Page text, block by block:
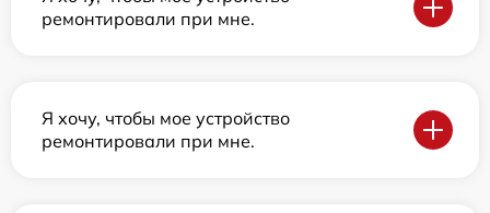
ремонтировали при мне.
Я хочу, чтобы мое устройство
ремонтировали при мне.